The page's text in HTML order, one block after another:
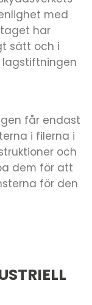
med
har
sätt och i
får endast
i filerna i
och
dem för att
för den